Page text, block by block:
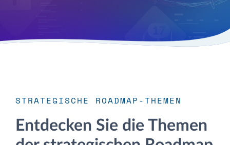
STRATEGISCHE ROADMAP-THEMEN
Entdecken Sie die Themen